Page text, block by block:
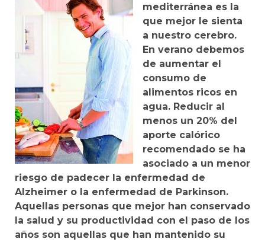
mediterránea es la
que mejor le sienta
a nuestro cerebro.
En verano debemos
de aumentar el
consumo de
alimentos ricos en
agua. Reducir al
menos un 20% del
aporte calórico
recomendado se ha
asociado a un menor
riesgo de padecer la enfermedad de
Alzheimer o la enfermedad de Parkinson.
Aquellas personas que mejor han conservado
la salud y su productividad con el paso de los
años son aquellas que han mantenido su